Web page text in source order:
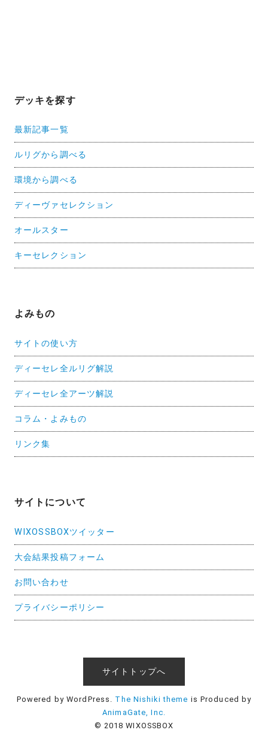
デッキを探す
最新記事一覧
ルリグから調べる
環境から調べる
ディーヴァセレクション
オールスター
キーセレクション
よみもの
サイトの使い方
ディーセレ全ルリグ解説
ディーセレ全アーツ解説
コラム・よみもの
リンク集
サイトについて
WIXOSSBOXツイッター
大会結果投稿フォーム
お問い合わせ
プライバシーポリシー
サイトトップへ
Powered by WordPress. The Nishiki theme is Produced by
AnimaGate, Inc.
© 2018 WIXOSSBOX